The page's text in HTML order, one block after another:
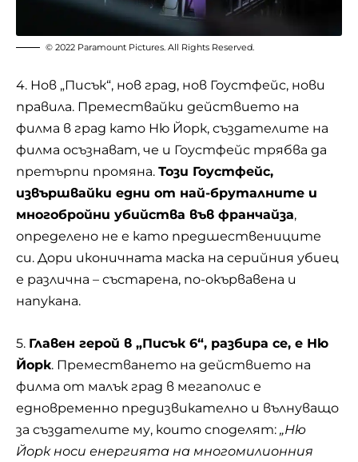
© 2022 Paramount Pictures. All Rights Reserved.
4. Нов „Писък“, нов град, нов Гоустфейс, нови
правила. Премествайки действието на
филма в град като Ню Йорк, създателите на
филма осъзнават, че и Гоустфейс трябва да
претърпи промяна. Този Гоустфейс,
извършвайки едни от най-бруталните и
многобройни убийства във франчайза,
определено не е като предшествениците
си. Дори иконичната маска на серийния убиец
е различна – състарена, по-окървавена и
напукана.
5. Главен герой в „Писък 6“, разбира се, е Ню
Йорк. Преместването на действието на
филма от малък град в мегаполис е
едновременно предизвикателно и вълнуващо
за създателите му, които споделят: „Ню
Йорк носи енергията на многомилионния